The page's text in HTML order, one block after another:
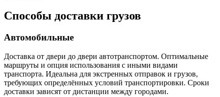
Способы доставки грузов
Автомобильные
Доставка от двери до двери автотранспортом. Оптимальные
маршруты и опция использования с иными видами
транспорта. Идеальна для экстренных отправок и грузов,
требующих определённых условий транспортировки. Сроки
доставки зависят от дистанции между городами.